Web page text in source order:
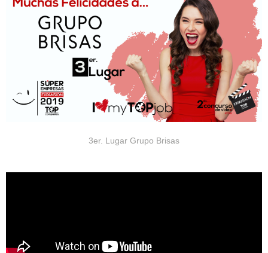
3er. Lugar Grupo Brisas